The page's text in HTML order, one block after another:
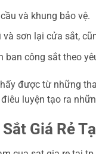
và khung bảo vệ.
sơn lại cửa sắt,
công sắt theo
được từ những
luyện tạo ra
Giá Rẻ